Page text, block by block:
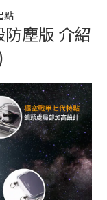
點
防塵版 介紹